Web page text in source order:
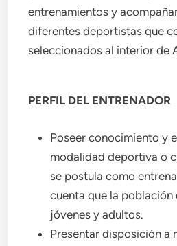
entrenamientos y
diferentes deportistas que
seleccionados al interior de
PERFIL DEL ENTRENADOR
Poseer conocimiento y
modalidad deportiva o
se postula como
cuenta que la
jóvenes y adultos.
Presentar disposición a